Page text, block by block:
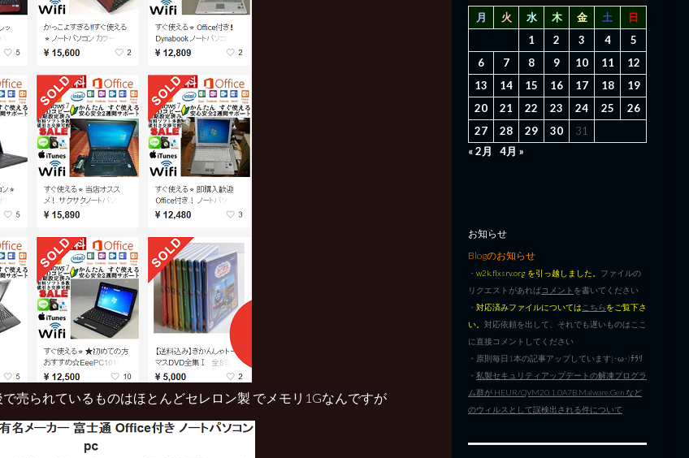
売られているものはほとんどセレロン製 でメモリ1Gなんですが
月
火 水 木 金 土
日
1
2 3 4
5
6
7 8 9 10 11
12
13
14 15 16 17 18
19
20
21 22 23 24 25
26
27
28 29 30
31
« 2月
4月 »
お知らせ
Blogのお知らせ
・ w2k.flxsrv.org を引っ越しました。 ファイルの
リクエストがあればコメント を書いてください
・ 対応済みファイルについては こちらをご覧下さ
い。 対応依頼を出して、それでも遅いものはここ
に直接コメントしてください
・原則毎日1本の記事アップしています|･ω･)ﾁﾗﾘ
・ 私製セキュリティアップデートの解凍プログラ
ム群が HEUR/QVM20.1.0A7B.Malware.Gen など
のウィルスとして誤検出される件について